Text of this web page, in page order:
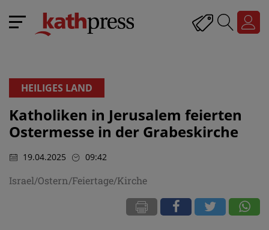
HEILIGES LAND
Katholiken in Jerusalem feierten
Ostermesse in der Grabeskirche
19.04.2025 09:42
Israel/Ostern/Feiertage/Kirche